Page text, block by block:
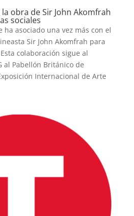
la obra de Sir John Akomfrah
sociales
ha asociado una vez más con el
Sir John Akomfrah para
colaboración sigue al
al Pabellón Británico de
Internacional de Arte